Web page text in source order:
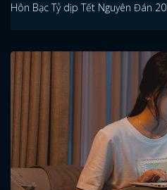
Hôn Bạc Tỷ dịp Tết Nguyên Đán